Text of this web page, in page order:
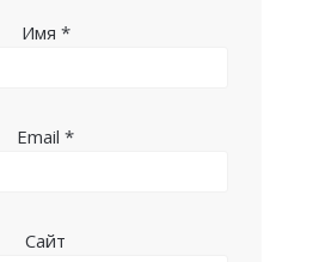
Имя *
Email *
Сайт